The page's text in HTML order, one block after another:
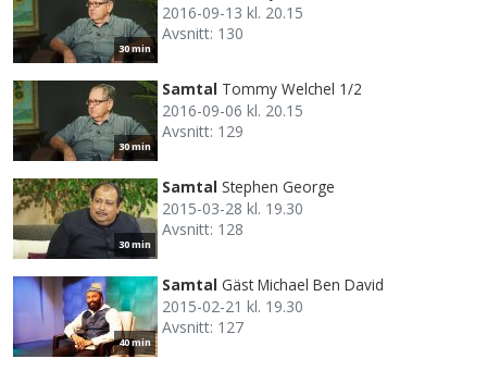
30 min
2016-09-13 kl. 20.15
Avsnitt: 130
30 min
Samtal Tommy Welchel 1/2
2016-09-06 kl. 20.15
Avsnitt: 129
30 min
Samtal Stephen George
2015-03-28 kl. 19.30
Avsnitt: 128
40 min
Samtal Gäst Michael Ben David
2015-02-21 kl. 19.30
Avsnitt: 127